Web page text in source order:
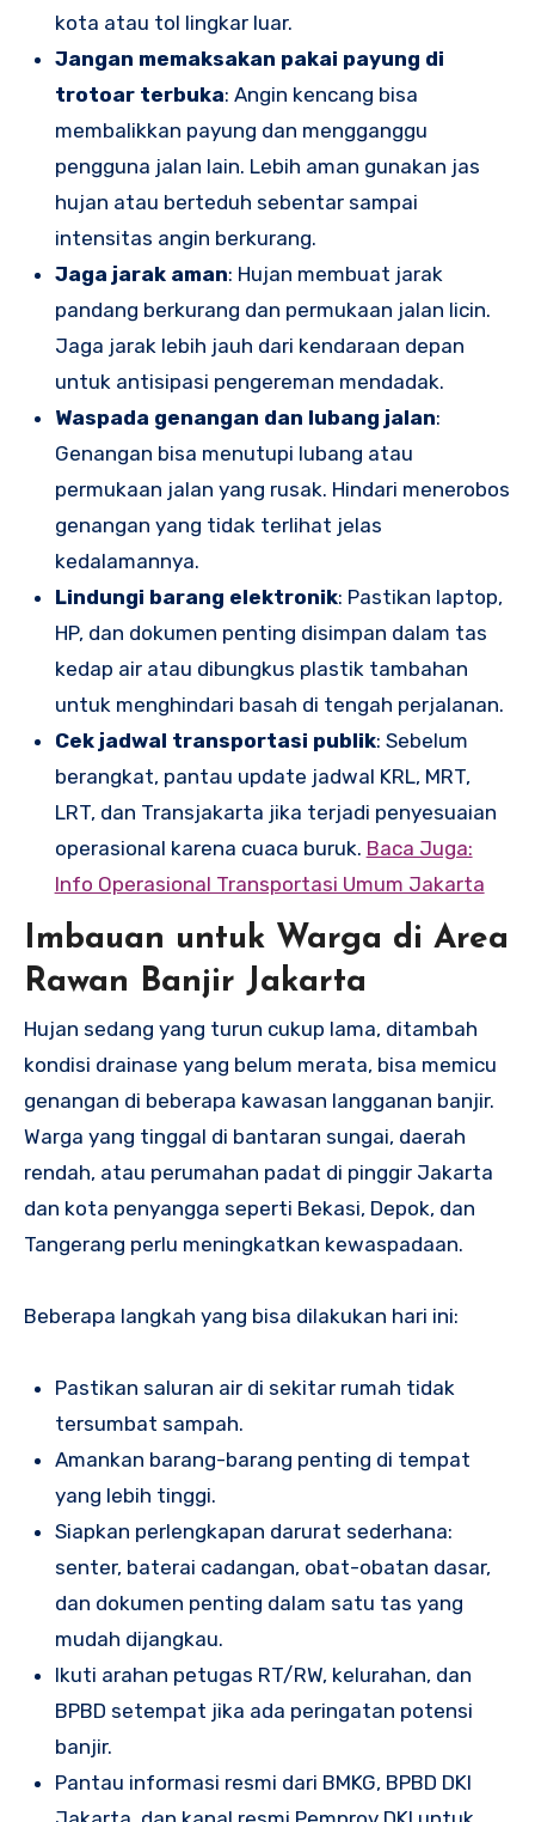
kota atau tol lingkar luar.
Jangan memaksakan pakai payung di
trotoar terbuka: Angin kencang bisa
membalikkan payung dan mengganggu
pengguna jalan lain. Lebih aman gunakan jas
hujan atau berteduh sebentar sampai
intensitas angin berkurang.
Jaga jarak aman: Hujan membuat jarak
pandang berkurang dan permukaan jalan licin.
Jaga jarak lebih jauh dari kendaraan depan
untuk antisipasi pengereman mendadak.
Waspada genangan dan lubang jalan:
Genangan bisa menutupi lubang atau
permukaan jalan yang rusak. Hindari menerobos
genangan yang tidak terlihat jelas
kedalamannya.
Lindungi barang elektronik: Pastikan laptop,
HP, dan dokumen penting disimpan dalam tas
kedap air atau dibungkus plastik tambahan
untuk menghindari basah di tengah perjalanan.
Cek jadwal transportasi publik: Sebelum
berangkat, pantau update jadwal KRL, MRT,
LRT, dan Transjakarta jika terjadi penyesuaian
operasional karena cuaca buruk. Baca Juga:
Info Operasional Transportasi Umum Jakarta
Imbauan untuk Warga di Area
Rawan Banjir Jakarta
Hujan sedang yang turun cukup lama, ditambah
kondisi drainase yang belum merata, bisa memicu
genangan di beberapa kawasan langganan banjir.
Warga yang tinggal di bantaran sungai, daerah
rendah, atau perumahan padat di pinggir Jakarta
dan kota penyangga seperti Bekasi, Depok, dan
Tangerang perlu meningkatkan kewaspadaan.
Beberapa langkah yang bisa dilakukan hari ini:
Pastikan saluran air di sekitar rumah tidak
tersumbat sampah.
Amankan barang-barang penting di tempat
yang lebih tinggi.
Siapkan perlengkapan darurat sederhana:
senter, baterai cadangan, obat-obatan dasar,
dan dokumen penting dalam satu tas yang
mudah dijangkau.
Ikuti arahan petugas RT/RW, kelurahan, dan
BPBD setempat jika ada peringatan potensi
banjir.
Pantau informasi resmi dari BMKG, BPBD DKI